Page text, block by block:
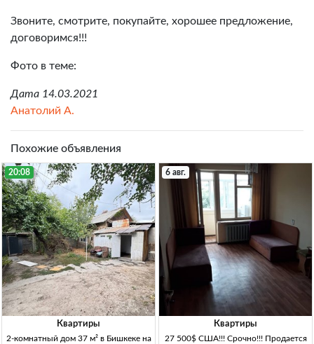
Звоните, смотрите, покупайте, хорошее предложение,
договоримся!!!
Фото в теме:
Дата 14.03.2021
Анатолий А.
Похожие объявления
20:08
Квартиры
2-комнатный дом 37 м² в Бишкеке на
6 авг.
Квартиры
27 500$ США!!! Срочно!!! Продается